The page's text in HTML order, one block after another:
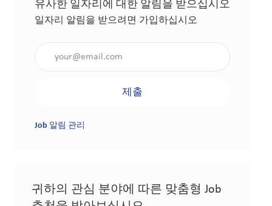
유사한 일자리에 대한 알림을 받으십시오
일자리 알림을 받으려면 가입하십시오
제출
Job 알림 관리
귀하의 관심 분야에 따른 맞춤형 Job